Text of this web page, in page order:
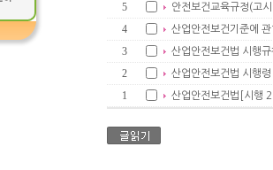
5 안전보건교육규정(고
4 산업안전보건기준에
3 산업안전보건법 시행
2 산업안전보건법 시행
1 산업안전보건법[시행